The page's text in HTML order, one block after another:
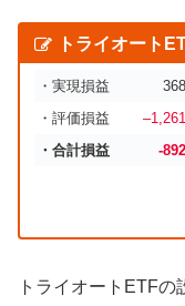
トライオート
・実現損益
・評価損益
–
・合計損益
-
トライオートETF